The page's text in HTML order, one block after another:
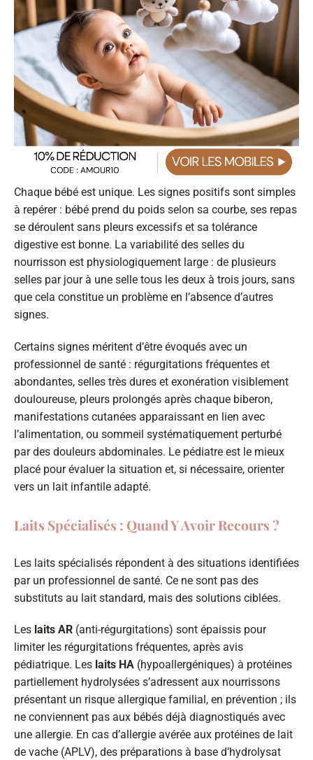
Chaque bébé est unique. Les signes positifs sont simples
à repérer : bébé prend du poids selon sa courbe, ses repas
se déroulent sans pleurs excessifs et sa tolérance
digestive est bonne. La variabilité des selles du
nourrisson est physiologiquement large : de plusieurs
selles par jour à une selle tous les deux à trois jours, sans
que cela constitue un problème en l’absence d’autres
signes.
Certains signes méritent d’être évoqués avec un
professionnel de santé : régurgitations fréquentes et
abondantes, selles très dures et exonération visiblement
douloureuse, pleurs prolongés après chaque biberon,
manifestations cutanées apparaissant en lien avec
l’alimentation, ou sommeil systématiquement perturbé
par des douleurs abdominales. Le pédiatre est le mieux
placé pour évaluer la situation et, si nécessaire, orienter
vers un lait infantile adapté.
Laits Spécialisés : Quand Y Avoir Recours ?
Les laits spécialisés répondent à des situations identifiées
par un professionnel de santé. Ce ne sont pas des
substituts au lait standard, mais des solutions ciblées.
Les laits AR (anti-régurgitations) sont épaissis pour
limiter les régurgitations fréquentes, après avis
pédiatrique. Les laits HA (hypoallergéniques) à protéines
partiellement hydrolysées s’adressent aux nourrissons
présentant un risque allergique familial, en prévention ; ils
ne conviennent pas aux bébés déjà diagnostiqués avec
une allergie. En cas d’allergie avérée aux protéines de lait
de vache (APLV), des préparations à base d’hydrolysat